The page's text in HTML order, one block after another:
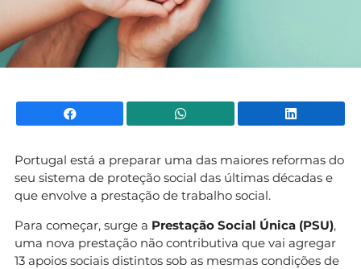
Facebook WhatsApp
Portugal está a preparar uma das maiores reformas do
seu sistema de proteção social das últimas décadas e
que envolve a prestação de trabalho social.
Para começar, surge a Prestação Social Única (PSU),
uma nova prestação não contributiva que vai agregar
13 apoios sociais distintos sob as mesmas condições de